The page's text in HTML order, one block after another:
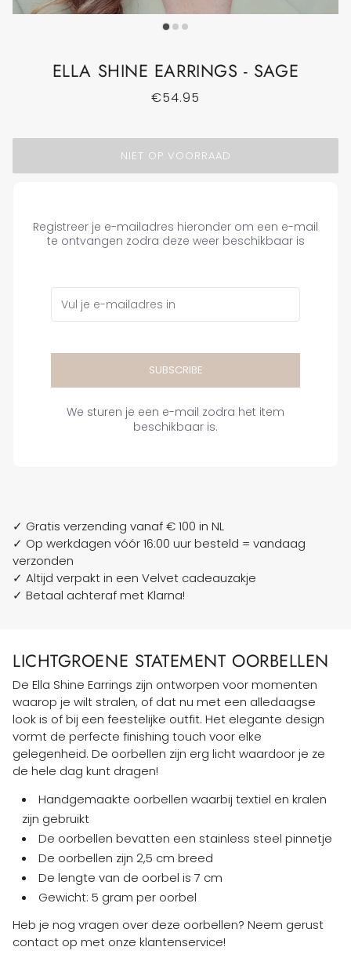
ELLA SHINE EARRINGS - SAGE
€54.95
NIET OP VOORRAAD
Registreer je e-mailadres hieronder om een e-mail
te ontvangen zodra deze weer beschikbaar is
SUBSCRIBE
We sturen je een e-mail zodra het item
beschikbaar is.
✓ Gratis verzending vanaf € 100 in NL
✓ Op werkdagen vóór 16:00 uur besteld = vandaag
verzonden
✓ Altijd verpakt in een Velvet cadeauzakje
✓ Betaal achteraf met Klarna!
LICHTGROENE STATEMENT OORBELLEN
De Ella Shine Earrings zijn ontworpen voor momenten
waarop je wilt stralen, of dat nu met een alledaagse
look is of bij een feestelijke outfit. Het elegante design
vormt de perfecte finishing touch voor elke
gelegenheid. De oorbellen zijn erg licht waardoor je ze
de hele dag kunt dragen!
Handgemaakte oorbellen waarbij textiel en kralen
zijn gebruikt
De oorbellen bevatten een stainless steel pinnetje
De oorbellen zijn 2,5 cm breed
De lengte van de oorbel is 7 cm
Gewicht: 5 gram per oorbel
Heb je nog vragen over deze oorbellen? Neem gerust
contact op met onze klantenservice!